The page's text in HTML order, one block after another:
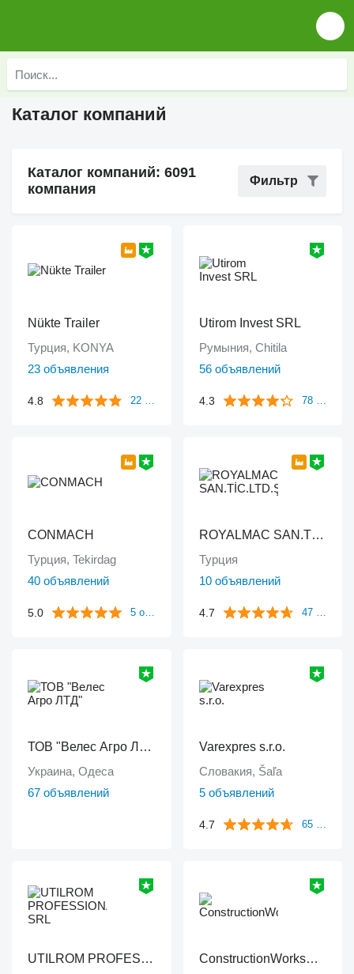
Каталог компаний
Каталог компаний: 6091
компания
Фильтр
Nükte Trailer
Турция, KONYA
23 объявления
4.8 22 отзыва
Utirom Invest SRL
Румыния, Chitila
56 объявлений
4.3 78 отзывов
CONMACH
Турция, Tekirdag
40 объявлений
5.0 5 отзывов
ROYALMAC SAN.TİC.LTD.ŞTİ
Турция
10 объявлений
4.7 47 отзывов
ТОВ "Велес Агро ЛТД"
Украина, Одеса
67 объявлений
Varexpres s.r.o.
Словакия, Šaľa
5 объявлений
4.7 65 отзывов
UTILROM PROFESSIONAL SRL
ConstructionWorksPlanet